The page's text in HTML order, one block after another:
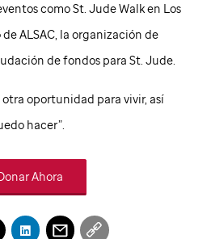
comoSt. JudeWalk en Los
ALSAC, la organización de
de fondos para St. Jude.
oportunidad para vivir, así
hacer”.
Ahora